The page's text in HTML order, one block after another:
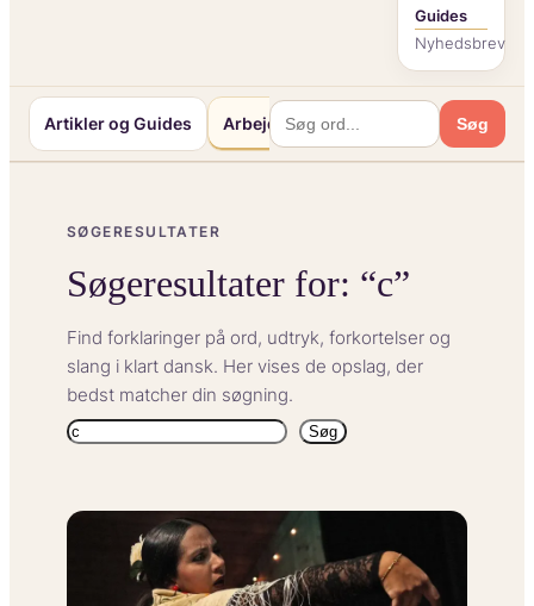
Guides
Nyhedsbrev
Artikler og Guides Arbejde og Karriereliv Søg
SØGERESULTATER
Søgeresultater for: “c”
Find forklaringer på ord, udtryk, forkortelser og
slang i klart dansk. Her vises de opslag, der
bedst matcher din søgning.
Søg
Søg